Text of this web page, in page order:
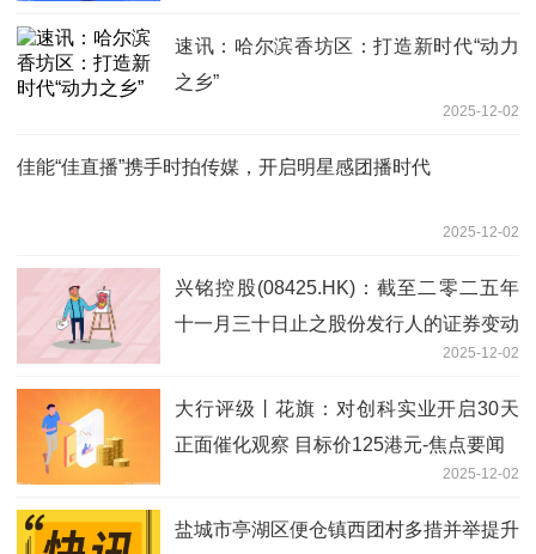
速讯：哈尔滨香坊区：打造新时代“动力
之乡”
2025-12-02
佳能“佳直播”携手时拍传媒，开启明星感团播时代
2025-12-02
兴铭控股(08425.HK)：截至二零二五年
十一月三十日止之股份发行人的证券变动
2025-12-02
大行评级丨花旗：对创科实业开启30天
正面催化观察 目标价125港元-焦点要闻
2025-12-02
盐城市亭湖区便仓镇西团村多措并举提升